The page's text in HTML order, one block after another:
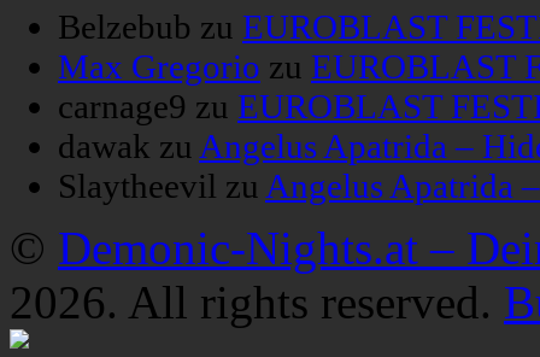
Belzebub zu EUROBLAST
Max Gregorio zu EUROBLAST
carnage9 zu EUROBLAST
dawak zu Angelus Apatrida –
Slaytheevil zu Angelus Apatrida
© Demonic-Nights.at –
2026. All rights reserved.